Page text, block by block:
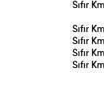
Sıfır Km
Sıfır Km
Sıfır
Sıfır
Sıfır Km